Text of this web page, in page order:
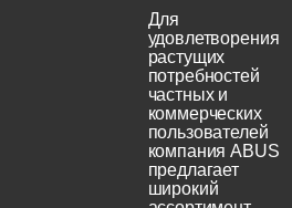
Для
удовлетворения
растущих
потребностей
частных и
коммерческих
пользователей
компания ABUS
предлагает
широкий